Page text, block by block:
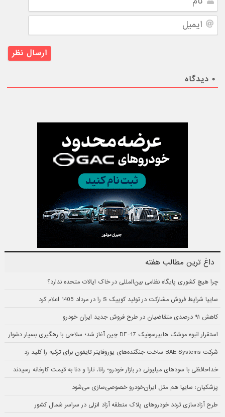
ایمیل
۰ دیدگاه
داغ ترین مطالب هفته
چرا هیچ کشوری پایگاه نظامی بین‌المللی در خاک ایالات متحده ندارد؟
سایپا شرایط فروش مشارکت در تولید کوییک S را در مرداد 1405 اعلام کرد
کاهش ۹۱ درصدی متقاضیان در طرح فروش جدید ایران خودرو
استقرار انبوه موشک هایپرسونیک DF-17 چین آغاز شد؛ سلاحی با رهگیری بسیار دشوار
شرکت BAE Systems ساخت جنگنده‌های یوروفایتر تایفون برای ترکیه را کلید زد
خداحافظی با سودهای میلیونی در بازار خودرو؛ رانا، تارا و دنا به قیمت کارخانه رسیدند
پزشکیان: سایپا هم مثل ایران‌خودرو خصوصی‌سازی می‌شود
طرح آزادسازی تردد خودروهای پلاک منطقه آزاد انزلی در سراسر شمال کشور